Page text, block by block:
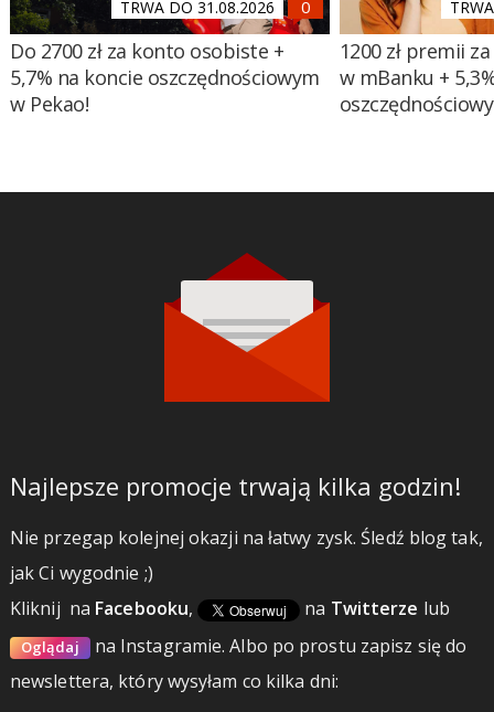
TRWA DO 31.08.2026
Do 2700 zł za konto osobiste +
5,7% na koncie oszczędnościowym
w Pekao!
1200 zł premii
w mBanku +
Najlepsze promocje trwają kilka godzin!
Nie przegap kolejnej okazji na łatwy zysk. Śledź blog tak,
jak Ci wygodnie ;)
Kliknij na Facebooku, na Twitterze lub
Oglądaj na Instagramie.Albo po prostu zapisz się do
newslettera, który wysyłam co kilka dni: